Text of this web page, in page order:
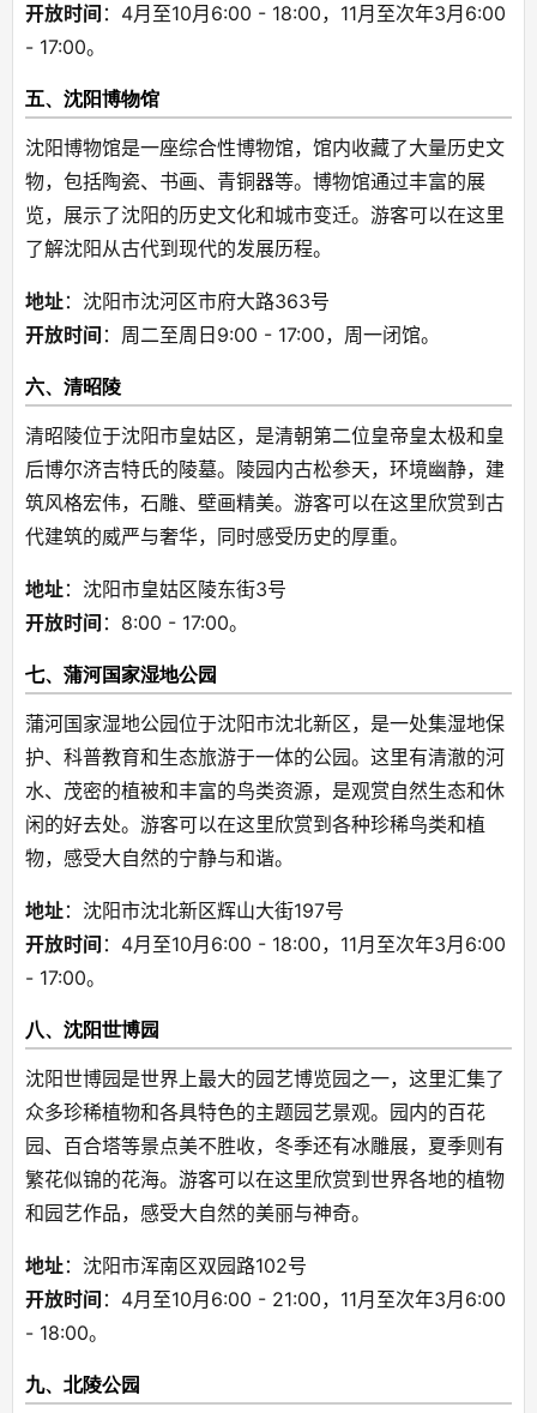
开放时间 ：4月至10月6:00 - 18:00，11月至次年3月6:00
- 17:00。
五、沈阳博物馆
沈阳博物馆是一座综合性博物馆，馆内收藏了大量历史文
物，包括陶瓷、书画、青铜器等。博物馆通过丰富的展
览，展示了沈阳的历史文化和城市变迁。游客可以在这里
了解沈阳从古代到现代的发展历程。
地址：沈阳市沈河区市府大路363号
开放时间 ：周二至周日9:00 - 17:00，周一闭馆。
六、清昭陵
清昭陵位于沈阳市皇姑区，是清朝第二位皇帝皇太极和皇
后博尔济吉特氏的陵墓。陵园内古松参天，环境幽静，建
筑风格宏伟，石雕、壁画精美。游客可以在这里欣赏到古
代建筑的威严与奢华，同时感受历史的厚重。
地址：沈阳市皇姑区陵东街3号
开放时间 ：8:00 - 17:00。
七、蒲河国家湿地公园
蒲河国家湿地公园位于沈阳市沈北新区，是一处集湿地保
护、科普教育和生态旅游于一体的公园。这里有清澈的河
水、茂密的植被和丰富的鸟类资源，是观赏自然生态和休
闲的好去处。游客可以在这里欣赏到各种珍稀鸟类和植
物，感受大自然的宁静与和谐。
地址：沈阳市沈北新区辉山大街197号
开放时间 ：4月至10月6:00 - 18:00，11月至次年3月6:00
- 17:00。
八、沈阳世博园
沈阳世博园是世界上最大的园艺博览园之一，这里汇集了
众多珍稀植物和各具特色的主题园艺景观。园内的百花
园、百合塔等景点美不胜收，冬季还有冰雕展，夏季则有
繁花似锦的花海。游客可以在这里欣赏到世界各地的植物
和园艺作品，感受大自然的美丽与神奇。
地址：沈阳市浑南区双园路102号
开放时间 ：4月至10月6:00 - 21:00，11月至次年3月6:00
- 18:00。
九、北陵公园